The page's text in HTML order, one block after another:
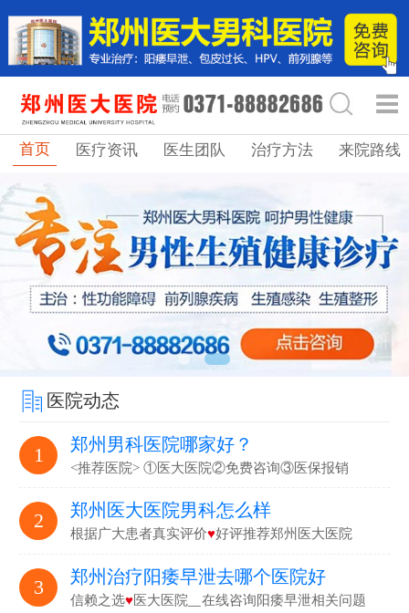
首页 医疗资讯 医生团队 治疗方法 来院路线
医院动态
1 郑州男科医院哪家好？
<推荐医院> ①医大医院②免费咨询③医保报销
2 郑州医大医院男科怎么样
根据广大患者真实评价♥好评推荐郑州医大医院
3 郑州治疗阳痿早泄去哪个医院好
信赖之选♥医大医院▁在线咨询阳痿早泄相关问题